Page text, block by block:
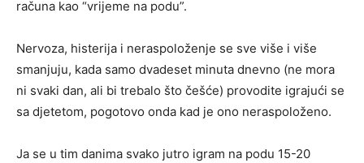
računa kao “vrijeme na podu”.
Nervoza, histerija i neraspoloženje se sve više i više
smanjuju, kada samo dvadeset minuta dnevno (ne mora
ni svaki dan, ali bi trebalo što češće) provodite igrajući se
sa djetetom, pogotovo onda kad je ono neraspoloženo.
Ja se u tim danima svako jutro igram na podu 15-20